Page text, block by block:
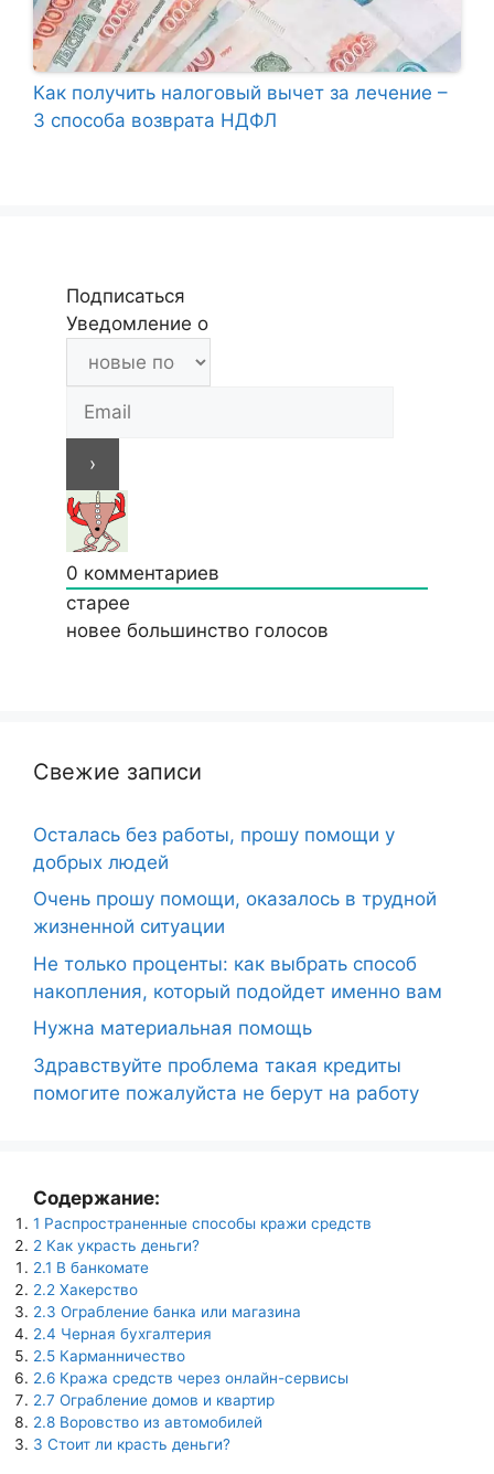
Как получить налоговый вычет за лечение –
3 способа возврата НДФЛ
Подписаться
Уведомление о
0 комментариев
старее
новее большинство голосов
Свежие записи
Осталась без работы, прошу помощи у
добрых людей
Очень прошу помощи, оказалось в трудной
жизненной ситуации
Не только проценты: как выбрать способ
накопления, который подойдет именно вам
Нужна материальная помощь
Здравствуйте проблема такая кредиты
помогите пожалуйста не берут на работу
Содержание:
1 Распространенные способы кражи средств
2 Как украсть деньги?
2.1 В банкомате
2.2 Хакерство
2.3 Ограбление банка или магазина
2.4 Черная бухгалтерия
2.5 Карманничество
2.6 Кража средств через онлайн-сервисы
2.7 Ограбление домов и квартир
2.8 Воровство из автомобилей
3 Стоит ли красть деньги?